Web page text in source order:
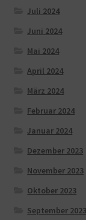
Juli 2024
Juni 2024
Mai 2024
April 2024
März 2024
Februar 2024
Januar 2024
Dezember 2023
November 2023
Oktober 2023
September 2023